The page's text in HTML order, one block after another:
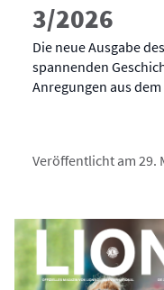
3/2026
Die neue Ausgabe
spannenden
Anregungen aus
Veröffentlicht am 29.